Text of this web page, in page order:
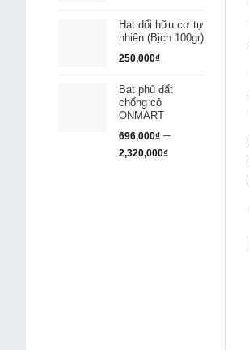
Hạt dổi hữu cơ tự
nhiên (Bịch 100gr)
250,000₫
Bạt phủ đất
chống cỏ
ONMART
696,000₫ –
2,320,000₫